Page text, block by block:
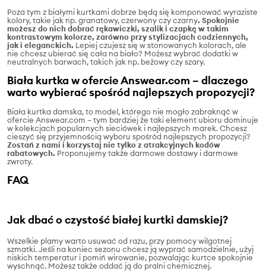
Poza tym z białymi kurtkami dobrze będą się komponować wyraziste
kolory, takie jak np. granatowy, czerwony czy czarny. Spokojnie
możesz do nich dobrać rękawiczki, szalik i czapkę w takim
kontrastowym kolorze, zarówno przy stylizacjach codziennych,
jak i eleganckich. Lepiej czujesz się w stonowanych kolorach, ale
nie chcesz ubierać się cała na biało? Możesz wybrać dodatki w
neutralnych barwach, takich jak np. beżowy czy szary.
Biała kurtka w ofercie Answear.com – dlaczego
warto wybierać spośród najlepszych propozycji?
Biała kurtka damska, to model, którego nie mogło zabraknąć w
ofercie Answear.com – tym bardziej że taki element ubioru dominuje
w kolekcjach popularnych sieciówek i najlepszych marek. Chcesz
cieszyć się przyjemnością wyboru spośród najlepszych propozycji?
Zostań z nami i korzystaj nie tylko z atrakcyjnych kodów
rabatowych. Proponujemy także darmowe dostawy i darmowe
zwroty.
FAQ
Jak dbać o czystość białej kurtki damskiej?
Wszelkie plamy warto usuwać od razu, przy pomocy wilgotnej
szmatki. Jeśli na koniec sezonu chcesz ją wyprać samodzielnie, użyj
niskich temperatur i pomiń wirowanie, pozwalając kurtce spokojnie
wyschnąć. Możesz także oddać ją do pralni chemicznej.